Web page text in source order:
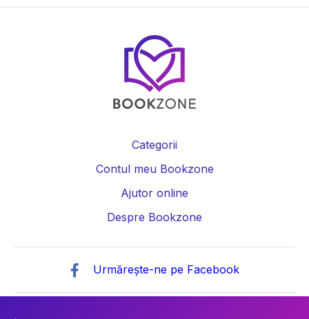
Categorii
Contul meu Bookzone
Ajutor online
Despre Bookzone
Urmărește-ne pe Facebook